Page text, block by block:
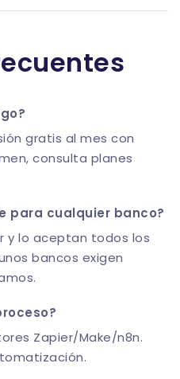
gratis al mes con
consulta planes
para cualquier banco?
y lo aceptan todos los
bancos exigen
Zapier/Make/n8n.